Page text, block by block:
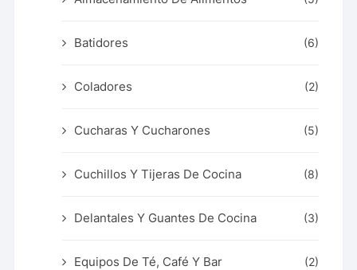
Batidores (6)
Coladores (2)
Cucharas Y Cucharones (5)
Cuchillos Y Tijeras De Cocina (8)
Delantales Y Guantes De Cocina (3)
Equipos De Té, Café Y Bar (2)